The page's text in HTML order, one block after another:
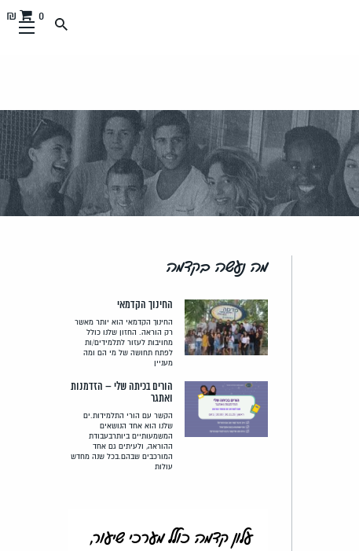
0 ₪
מה נעשה בקדמה
החינוך הקדמאי
החינוך הקדמאי הוא יותר מאשר
רק הוראה. החזון שלנו כולל
מחויבות לעזור לתלמידים/ות
לפתח תחושה של מי הם ומה
מעניין
הורים בכיתה שלי – הזדמנות
ואתגר
הקשר עם הורי התלמידות.ים
שלנו הוא אחד הנושאים
המשמעותיים ביותרבעבודת
ההוראה, ולעיתים גם אחד
המורכבים שבהם.בכל שנה מחדש
עולות
עלון קדמה כולל מערכי שיעור,